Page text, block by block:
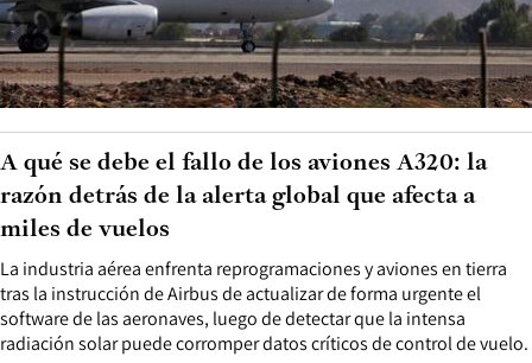
La industria aérea enfrenta reprogramaciones y aviones en tierra
tras la instrucción de Airbus de actualizar de forma urgente el
software de las aeronaves, luego de detectar que la intensa
radiación solar puede corromper datos críticos de control de vuelo.
A qué se debe el fallo de los aviones A320: la
razón detrás de la alerta global que afecta a
miles de vuelos